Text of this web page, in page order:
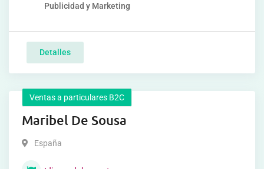
Publicidad y Marketing
Detalles
Ventas a particulares B2C
Maribel De Sousa
España